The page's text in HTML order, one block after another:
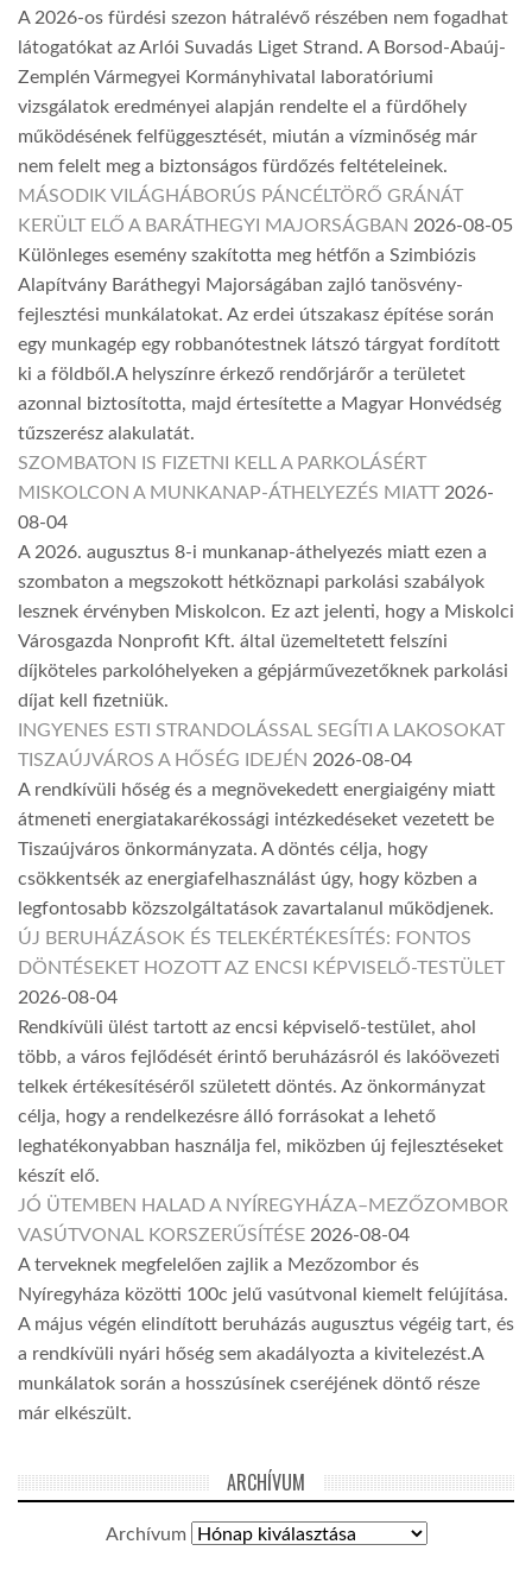
A 2026-os fürdési szezon hátralévő részében nem fogadhat
látogatókat az Arlói Suvadás Liget Strand. A Borsod-Abaúj-
Zemplén Vármegyei Kormányhivatal laboratóriumi
vizsgálatok eredményei alapján rendelte el a fürdőhely
működésének felfüggesztését, miután a vízminőség már
nem felelt meg a biztonságos fürdőzés feltételeinek.
MÁSODIK VILÁGHÁBORÚS PÁNCÉLTÖRŐ GRÁNÁT
KERÜLT ELŐ A BARÁTHEGYI MAJORSÁGBAN 2026-08-05
Különleges esemény szakította meg hétfőn a Szimbiózis
Alapítvány Baráthegyi Majorságában zajló tanösvény-
fejlesztési munkálatokat. Az erdei útszakasz építése során
egy munkagép egy robbanótestnek látszó tárgyat fordított
ki a földből.A helyszínre érkező rendőrjárőr a területet
azonnal biztosította, majd értesítette a Magyar Honvédség
tűzszerész alakulatát.
SZOMBATON IS FIZETNI KELL A PARKOLÁSÉRT
MISKOLCON A MUNKANAP-ÁTHELYEZÉS MIATT 2026-
08-04
A 2026. augusztus 8-i munkanap-áthelyezés miatt ezen a
szombaton a megszokott hétköznapi parkolási szabályok
lesznek érvényben Miskolcon. Ez azt jelenti, hogy a Miskolci
Városgazda Nonprofit Kft. által üzemeltetett felszíni
díjköteles parkolóhelyeken a gépjárművezetőknek parkolási
díjat kell fizetniük.
INGYENES ESTI STRANDOLÁSSAL SEGÍTI A LAKOSOKAT
TISZAÚJVÁROS A HŐSÉG IDEJÉN 2026-08-04
A rendkívüli hőség és a megnövekedett energiaigény miatt
átmeneti energiatakarékossági intézkedéseket vezetett be
Tiszaújváros önkormányzata. A döntés célja, hogy
csökkentsék az energiafelhasználást úgy, hogy közben a
legfontosabb közszolgáltatások zavartalanul működjenek.
ÚJ BERUHÁZÁSOK ÉS TELEKÉRTÉKESÍTÉS: FONTOS
DÖNTÉSEKET HOZOTT AZ ENCSI KÉPVISELŐ-TESTÜLET
2026-08-04
Rendkívüli ülést tartott az encsi képviselő-testület, ahol
több, a város fejlődését érintő beruházásról és lakóövezeti
telkek értékesítéséről született döntés. Az önkormányzat
célja, hogy a rendelkezésre álló forrásokat a lehető
leghatékonyabban használja fel, miközben új fejlesztéseket
készít elő.
JÓ ÜTEMBEN HALAD A NYÍREGYHÁZA–MEZŐZOMBOR
VASÚTVONAL KORSZERŰSÍTÉSE 2026-08-04
A terveknek megfelelően zajlik a Mezőzombor és
Nyíregyháza közötti 100c jelű vasútvonal kiemelt felújítása.
A május végén elindított beruházás augusztus végéig tart, és
a rendkívüli nyári hőség sem akadályozta a kivitelezést.A
munkálatok során a hosszúsínek cseréjének döntő része
már elkészült.
ARCHÍVUM
Archívum